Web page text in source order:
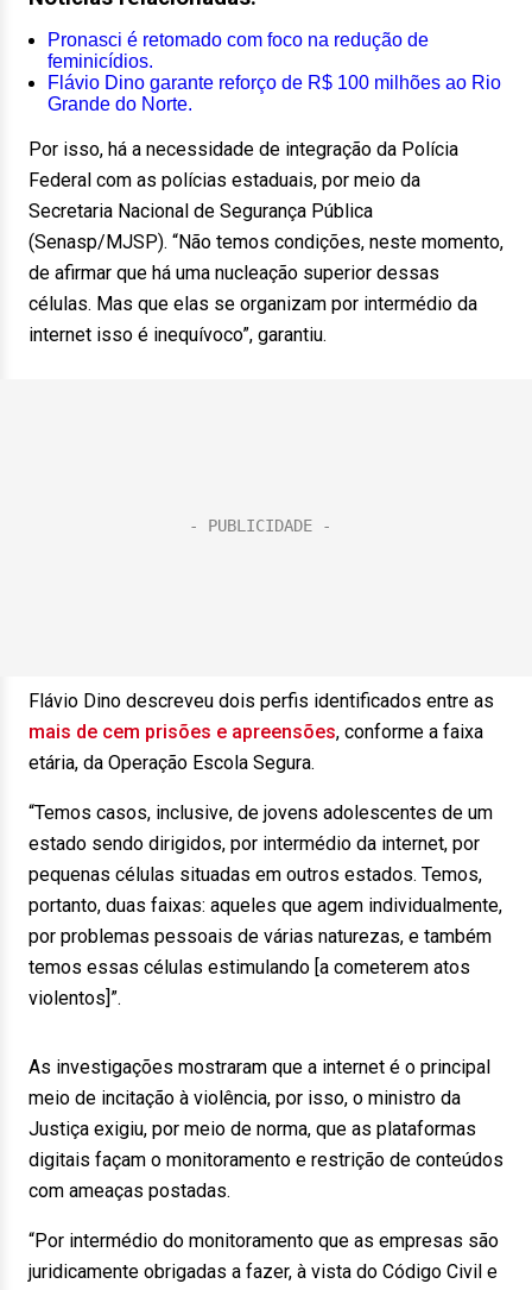
Pronasci é retomado com foco na redução de
feminicídios.
Flávio Dino garante reforço de R$ 100 milhões ao Rio
Grande do Norte.
Por isso, há a necessidade de integração da Polícia
Federal com as polícias estaduais, por meio da
Secretaria Nacional de Segurança Pública
(Senasp/MJSP). “Não temos condições, neste momento,
de afirmar que há uma nucleação superior dessas
células. Mas que elas se organizam por intermédio da
internet isso é inequívoco”, garantiu.
Flávio Dino descreveu dois perfis identificados entre as
mais de cem prisões e apreensões, conforme a faixa
etária, da Operação Escola Segura.
“Temos casos, inclusive, de jovens adolescentes de um
estado sendo dirigidos, por intermédio da internet, por
pequenas células situadas em outros estados. Temos,
portanto, duas faixas: aqueles que agem individualmente,
por problemas pessoais de várias naturezas, e também
temos essas células estimulando [a cometerem atos
violentos]”.
As investigações mostraram que a internet é o principal
meio de incitação à violência, por isso, o ministro da
Justiça exigiu, por meio de norma, que as plataformas
digitais façam o monitoramento e restrição de conteúdos
com ameaças postadas.
“Por intermédio do monitoramento que as empresas são
juridicamente obrigadas a fazer, à vista do Código Civil e